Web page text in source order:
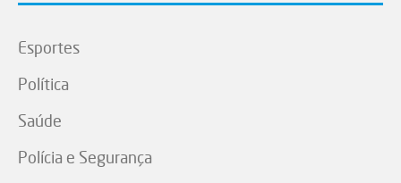
Esportes
Política
Saúde
Polícia e Segurança